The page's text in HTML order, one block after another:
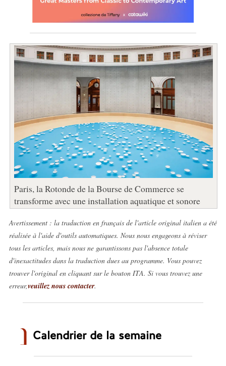
Paris, la Rotonde de la Bourse de Commerce se
transforme avec une installation aquatique et sonore
Avertissement : la traduction en français de l'article original italien a été
réalisée à l'aide d'outils automatiques. Nous nous engageons à réviser
tous les articles, mais nous ne garantissons pas l'absence totale
d'inexactitudes dans la traduction dues au programme. Vous pouvez
trouver l'original en cliquant sur le bouton ITA. Si vous trouvez une
erreur,veuillez nous contacter.
Calendrier de la semaine